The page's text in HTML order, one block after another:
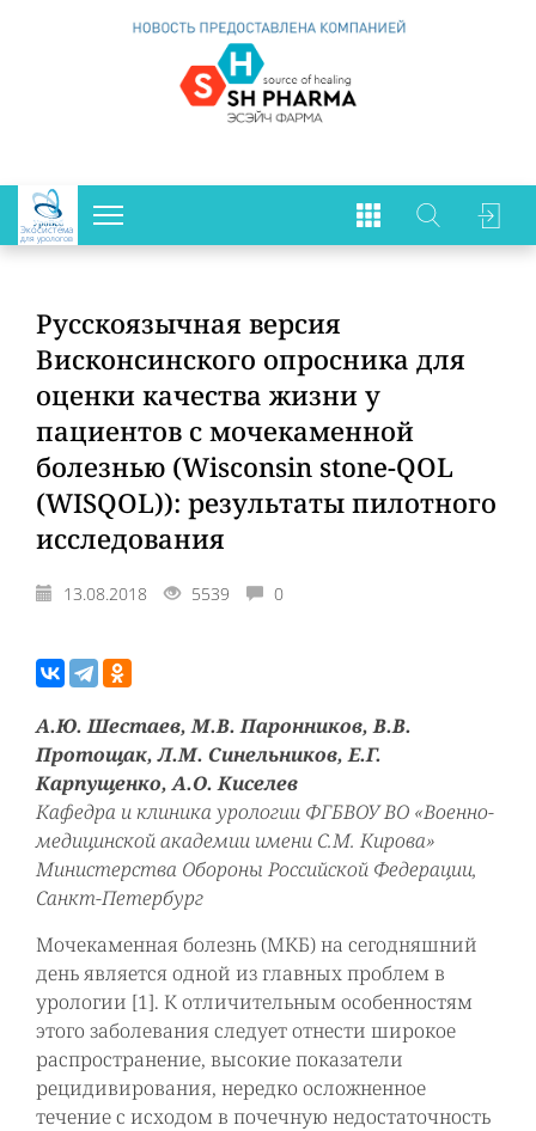
Экосистема
для урологов
Русскоязычная версия
Bисконсинского опросника для
оценки качества жизни у
пациентов с мочекаменной
болезнью (Wisconsin stone-QOL
(WISQOL)): результаты пилотного
исследования
13.08.2018 5539 0
А.Ю. Шестаев, М.В. Паронников, В.В.
Протощак, Л.М. Синельников, Е.Г.
Карпущенко, А.О. Киселев
Кафедра и клиника урологии ФГБВОУ ВО «Военно-
медицинской академии имени С.М. Кирова»
Министерства Обороны Российской Федерации,
Санкт-Петербург
Мочекаменная болезнь (МКБ) на сегодняшний
день является одной из главных проблем в
урологии [1]. К отличительным особенностям
этого заболевания следует отнести широкое
распространение, высокие показатели
рецидивирования, нередко осложненное
течение с исходом в почечную недостаточность